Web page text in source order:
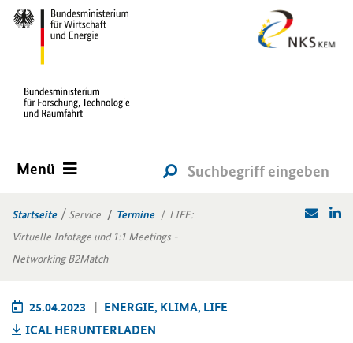
Menü
Startseite Service Termine
LIFE:
Virtuelle Infotage und 1:1 Meetings -
Networking B2Match
25.04.2023
EN­ER­GIE, KLIMA, LIFE
ICAL HER­UN­TER­LA­DEN